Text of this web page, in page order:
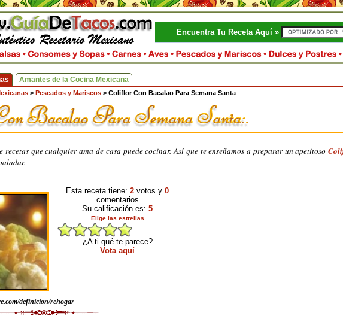
Encuentra Tu Receta Aquí »
Amantes de la Cocina Mexicana
> Pescados y Mariscos > Coliflor Con Bacalao Para Semana Santa
recetas que cualquier ama de casa puede cocinar. Así que te enseñamos a preparar un apetitoso
definicion/rehogar
Esta receta tiene: 2 votos y 0
comentarios
Su calificación es: 5
Elige las estrellas
¿A ti qué te parece?
Vota aquí